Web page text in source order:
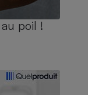
poil !